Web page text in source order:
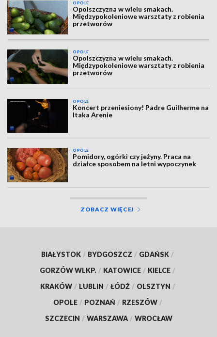
OPOLE
Opolszczyzna w wielu smakach.
Międzypokoleniowe warsztaty z robienia
przetworów
OPOLE
Opolszczyzna w wielu smakach.
Międzypokoleniowe warsztaty z robienia
przetworów
OPOLE
Koncert przeniesiony! Padre Guilherme na
Itaka Arenie
OPOLE
Pomidory, ogórki czy jeżyny. Praca na
działce sposobem na letni wypoczynek
ZOBACZ WIĘCEJ
BIAŁYSTOK / BYDGOSZCZ / GDAŃSK /
GORZÓW WLKP. / KATOWICE / KIELCE /
KRAKÓW / LUBLIN / ŁÓDŹ / OLSZTYN /
OPOLE / POZNAŃ / RZESZÓW /
SZCZECIN / WARSZAWA / WROCŁAW